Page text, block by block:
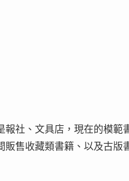
報社、文具店，現在的模範
販售收藏類書籍、以及古版